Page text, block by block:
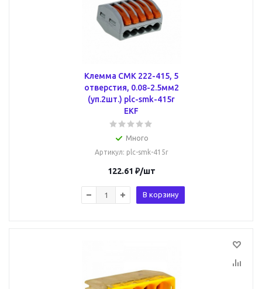
Клемма СМК 222-415, 5
отверстия, 0.08-2.5мм2
(уп.2шт.) plc-smk-415r
EKF
Много
Артикул: plc-smk-415r
122.61 ₽/шт
В корзину